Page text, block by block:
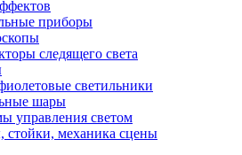
приборы
следящего света
светильники
шары
управления светом
механика сцены